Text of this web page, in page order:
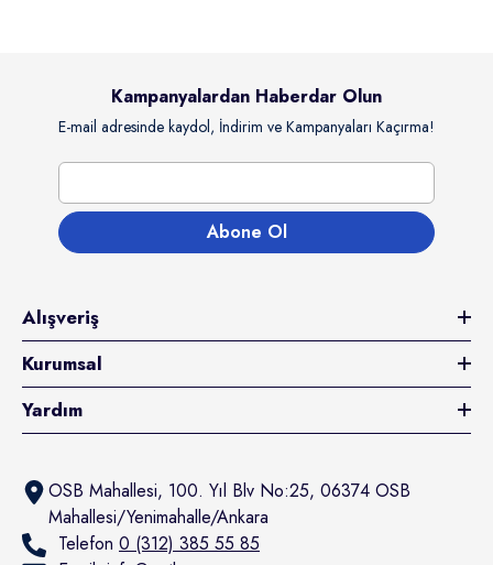
Kuzulu & Somonlu Ve
Yetişkin Köpek Konserve Yaş
400 Gr100.00TL
Sepete Ekle
Kampanyalardan Haberdar Olun
E-mail adresinde kaydol, İndirim ve Kampanyaları Kaçırma!
Abone Ol
Alışveriş
Kurumsal
Yardım
OSB Mahallesi, 100. Yıl Blv No:25, 06374 OSB
Mahallesi/Yenimahalle/Ankara
Telefon 0 (312) 385 55 85